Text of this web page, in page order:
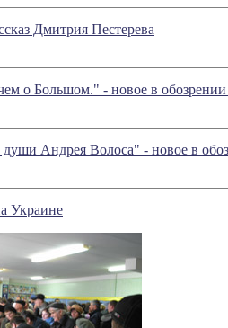
Дмитрия Пестерева
о Большом." - новое в
Андрея Волоса" - новое в
Украине